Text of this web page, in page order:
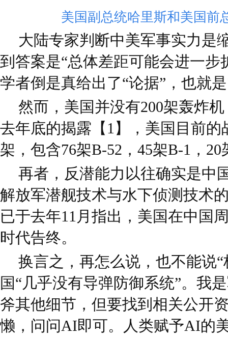
美国副总统哈里斯和美国前
大陆专家判断中美军事实力是
到答案是“总体差距可能会进一步
学者倒是真给出了“论据”，也就
然而，美国并没有200架轰炸
去年底的揭露【1】，美国目前的
架，包含76架B-52，45架B-1，20
再者，反潜能力以往确实是中
解放军潜舰技术与水下侦测技术
已于去年11月指出，美国在中国
时代告终。
换言之，再怎么说，也不能说
国“几乎没有导弹防御系统”。我
斧其他细节，但要找到相关公开
懒，问问AI即可。人类赋予AI的